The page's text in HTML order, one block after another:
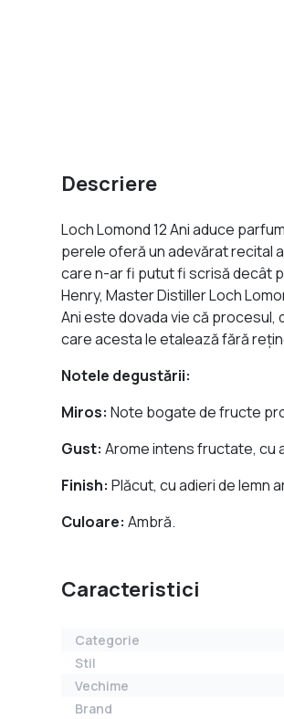
Descriere
Loch Lomond 12 Ani aduce
perele oferă un adevărat recital
care n-ar fi putut fi scrisă decât
Henry, Master Distiller Loch
Ani este dovada vie că
care acesta le etalează fără
Notele degustării:
Miros:Note bogate de fructe
Gust: Arome intens fructate, cu
Finish:Plăcut, cu adieri de lemn
Culoare: Ambră.
Caracteristici
Categorie
Stil
Vechime
Brand